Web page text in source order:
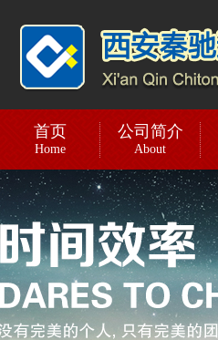
首页
Home
公司简介
About